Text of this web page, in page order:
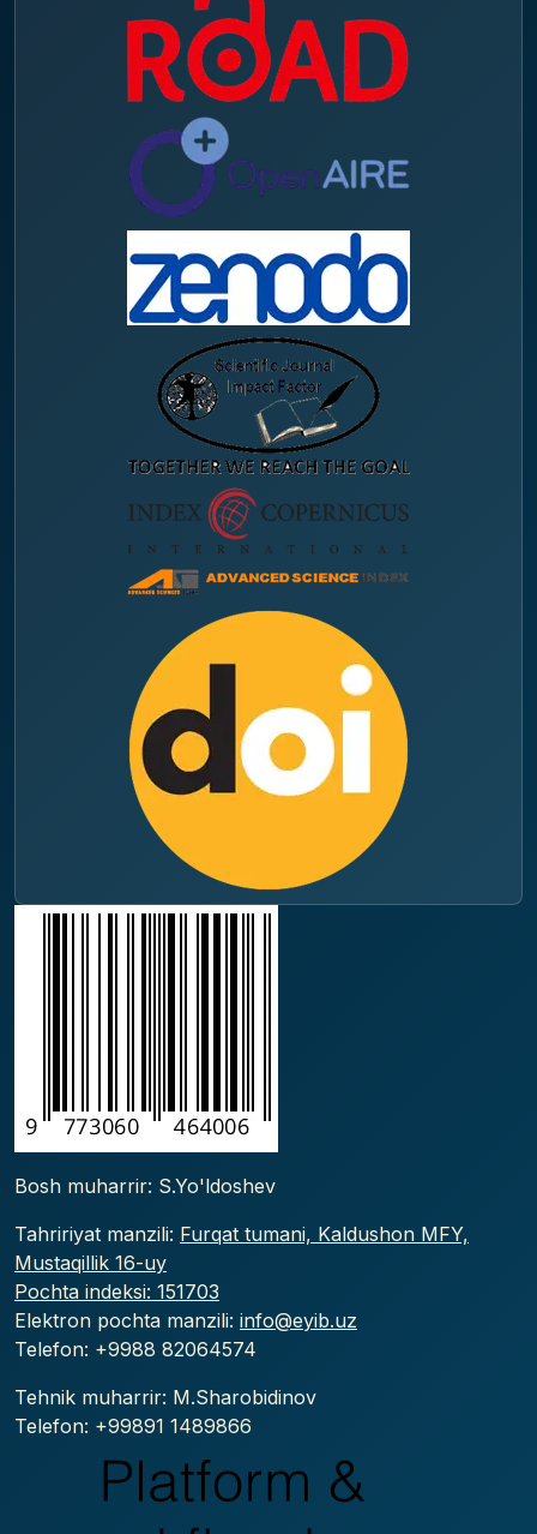
Bosh muharrir: S.Yo'ldoshev
Tahririyat manzili: Furqat tumani, Kaldushon MFY,
Mustaqillik 16-uy
Pochta indeksi: 151703
Elektron pochta manzili: info@eyib.uz
Telefon: +9988 82064574
Tehnik muharrir: M.Sharobidinov
Telefon: +99891 1489866